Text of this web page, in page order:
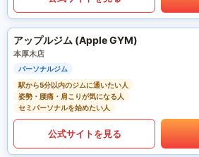
アップルジム (Apple GYM)
本厚木店
パーソナルジム
駅から5分以内のジムに通いたい人
姿勢・腰痛・肩こりが気になる人
セミパーソナルを始めたい人
公式サイトを見る